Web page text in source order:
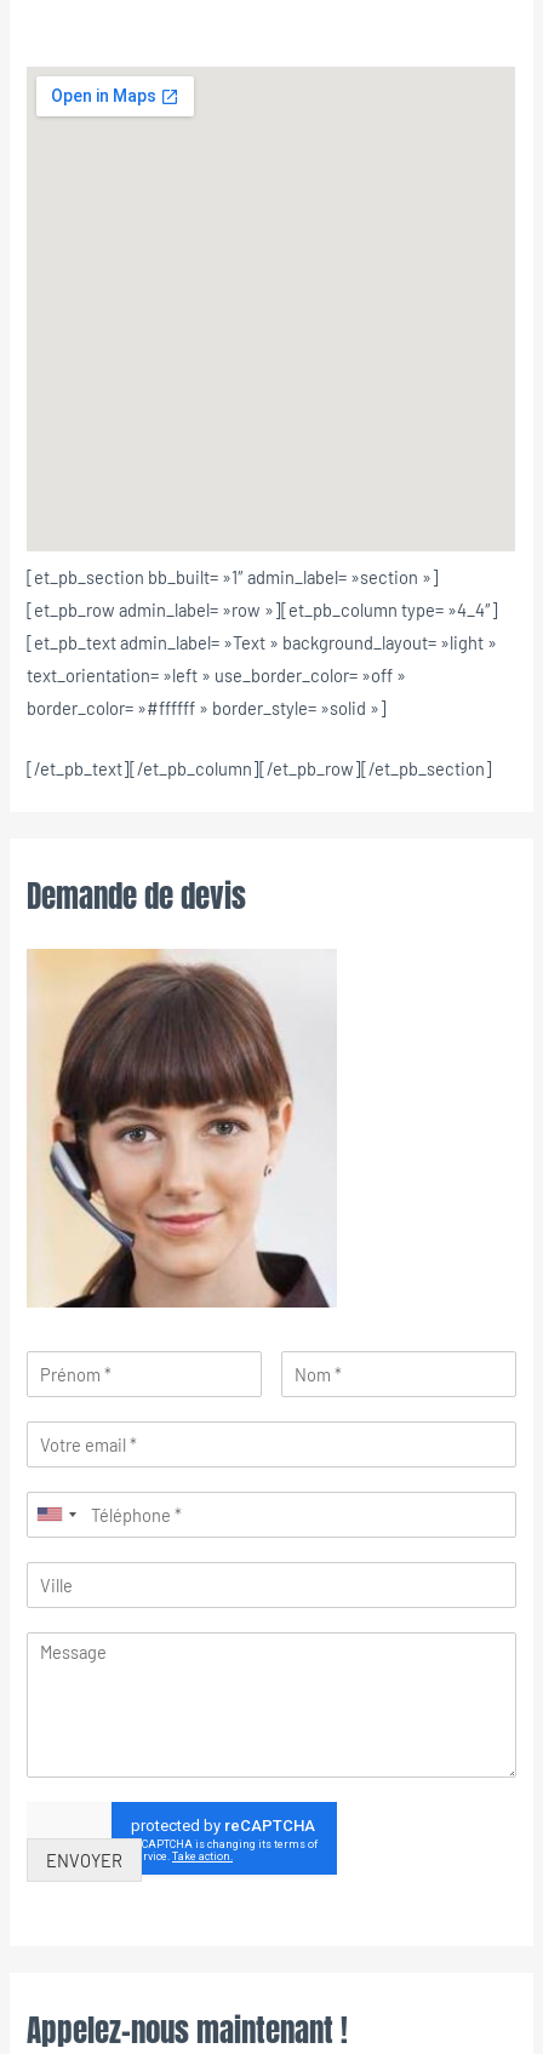
[et_pb_section bb_built= »1″ admin_label= »section »]
[et_pb_row admin_label= »row »][et_pb_column type= »4_4″]
[et_pb_text admin_label= »Text » background_layout= »light »
text_orientation= »left » use_border_color= »off »
border_color= »#ffffff » border_style= »solid »]
[/et_pb_text][/et_pb_column][/et_pb_row][/et_pb_section]
Demande de devis
ENVOYER
Appelez-nous maintenant !